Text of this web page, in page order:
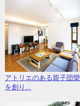
アトリエのある親子団欒
を創り...